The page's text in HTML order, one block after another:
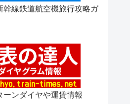
線鉄道航空機旅行攻略ガ
ンダイヤや運賃情報